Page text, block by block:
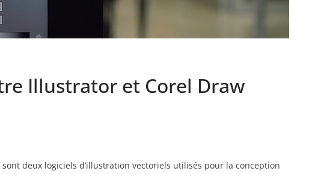
Illustrator et Corel Draw
deux logiciels d’illustration vectoriels utilisés pour la conception